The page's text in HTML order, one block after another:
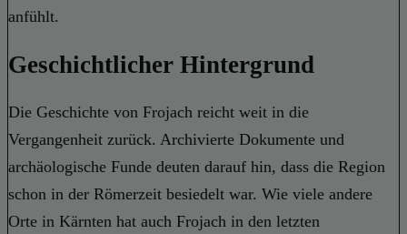
anfühlt.
Geschichtlicher Hintergrund
Die Geschichte von Frojach reicht weit in die
Vergangenheit zurück. Archivierte Dokumente und
archäologische Funde deuten darauf hin, dass die Region
schon in der Römerzeit besiedelt war. Wie viele andere
Orte in Kärnten hat auch Frojach in den letzten